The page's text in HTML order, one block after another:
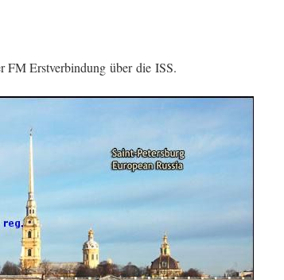
FM Erstverbindung über die ISS.